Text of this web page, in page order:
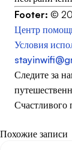
Footer: ©
Центр
Условия
Следите за
Похожие записи